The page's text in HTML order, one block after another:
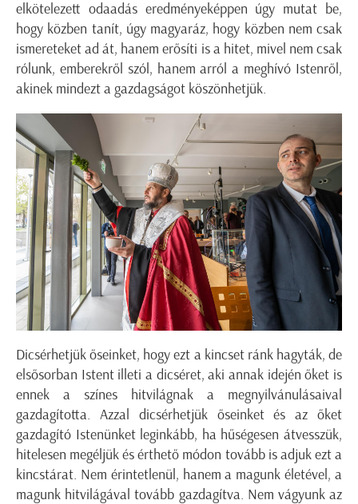
elkötelezett odaadás eredményeképpen úgy mutat be,
hogy közben tanít, úgy magyaráz, hogy közben nem csak
ismereteket ad át, hanem erősíti is a hitet, mivel nem csak
rólunk, emberekről szól, hanem arról a meghívó Istenről,
akinek mindezt a gazdagságot köszönhetjük.
Dicsérhetjük őseinket, hogy ezt a kincset ránk hagyták, de
elsősorban Istent illeti a dicséret, aki annak idején őket is
ennek a színes hitvilágnak a megnyilvánulásaival
gazdagította. Azzal dicsérhetjük őseinket és az őket
gazdagító Istenünket leginkább, ha hűségesen átvesszük,
hitelesen megéljük és érthető módon tovább is adjuk ezt a
kincstárat. Nem érintetlenül, hanem a magunk életével, a
magunk hitvilágával tovább gazdagítva. Nem vágyunk az